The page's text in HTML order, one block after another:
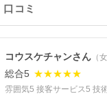
口コミ
コウスケチャンさん （
総合5 ★★★★★
雰囲気5 接客サービス5 技